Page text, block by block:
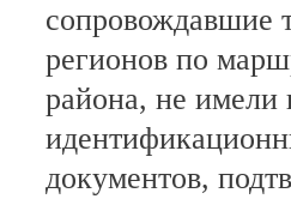
сопровождавшие
регионов по
района, не имели
документов,